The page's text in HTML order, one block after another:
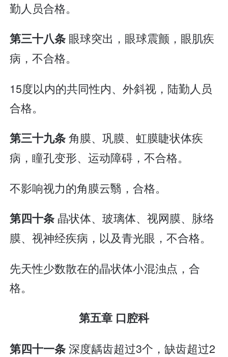
勤人员合格。
第三十八条 眼球突出，眼球震颤，眼肌疾
病，不合格。
15度以内的共同性内、外斜视，陆勤人员
合格。
第三十九条角膜、巩膜、虹膜睫状体疾
病，瞳孔变形、运动障碍，不合格。
不影响视力的角膜云翳，合格。
第四十条 晶状体、玻璃体、视网膜、脉络
膜、视神经疾病，以及青光眼，不合格。
先天性少数散在的晶状体小混浊点，合
格。
第五章 口腔科
第四十一条深度龋齿超过3个，缺齿超过2